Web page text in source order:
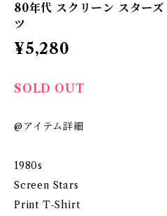
80年代 スクリーン スター
ツ
¥5,280
SOLD OUT
@アイテム詳細
1980s
Screen Stars
Print T-Shirt